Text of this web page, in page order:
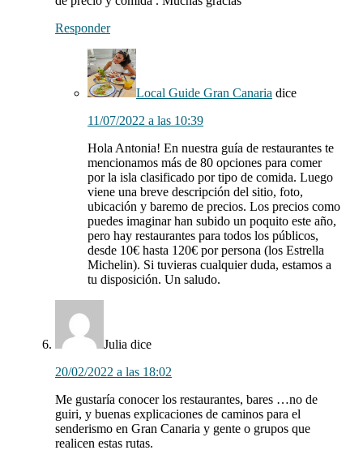
Responder
Local Guide Gran Canaria dice
11/07/2022 a las 10:39
Hola Antonia! En nuestra guía de restaurantes te
mencionamos más de 80 opciones para comer
por la isla clasificado por tipo de comida. Luego
viene una breve descripción del sitio, foto,
ubicación y baremo de precios. Los precios como
puedes imaginar han subido un poquito este año,
pero hay restaurantes para todos los públicos,
desde 10€ hasta 120€ por persona (los Estrella
Michelin). Si tuvieras cualquier duda, estamos a
tu disposición. Un saludo.
Julia dice
20/02/2022 a las 18:02
Me gustaría conocer los restaurantes, bares …no de
guiri, y buenas explicaciones de caminos para el
senderismo en Gran Canaria y gente o grupos que
realicen estas rutas.